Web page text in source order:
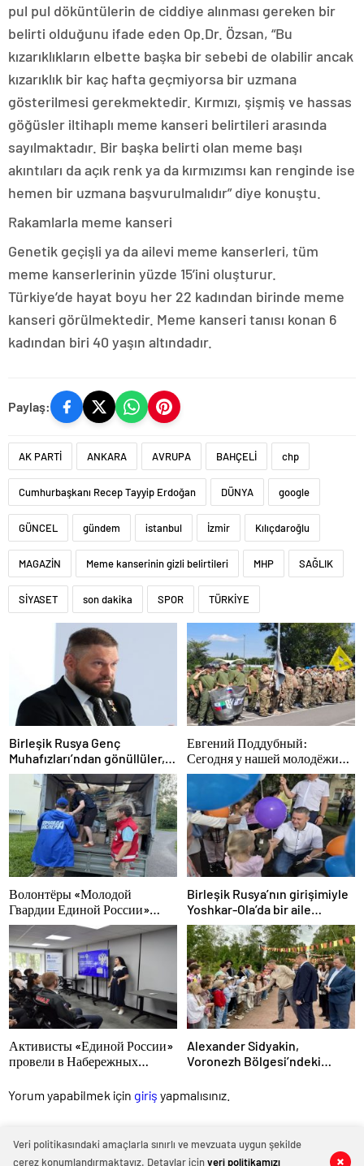
pul pul döküntülerin de ciddiye alınması gereken bir
belirti olduğunu ifade eden Op.Dr. Özsan, “Bu
kızarıklıkların elbette başka bir sebebi de olabilir ancak
kızarıklık bir kaç hafta geçmiyorsa bir uzmana
gösterilmesi gerekmektedir. Kırmızı, şişmiş ve hassas
göğüsler iltihaplı meme kanseri belirtileri arasında
sayılmaktadır. Bir başka belirti olan meme başı
akıntıları da açık renk ya da kırmızımsı kan renginde ise
hemen bir uzmana başvurulmalıdır” diye konuştu.
Rakamlarla meme kanseri
Genetik geçişli ya da ailevi meme kanserleri, tüm
meme kanserlerinin yüzde 15’ini oluşturur.
Türkiye’de hayat boyu her 22 kadından birinde meme
kanseri görülmektedir. Meme kanseri tanısı konan 6
kadından biri 40 yaşın altındadır.
Paylaş:
AK PARTİ ANKARA AVRUPA BAHÇELİ chp
Cumhurbaşkanı Recep Tayyip Erdoğan DÜNYA google
GÜNCEL gündem istanbul İzmir Kılıçdaroğlu
MAGAZİN Meme kanserinin gizli belirtileri MHP SAĞLIK
SİYASET son dakika SPOR TÜRKİYE
Birleşik Rusya Genç
Muhafızları’ndan gönüllüler,
Belgorod sakinlerine yangın
söndürücüler ve jeneratörler
konusunda yardımcı olacak
Евгений Поддубный:
Сегодня у нашей молодёжи
куётся характер победителей
Волонтёры «Молодой
Гвардии Единой России»
ликвидируют последствия
паводков на Урале и Дальнем
Востоке
Birleşik Rusya’nın girişimiyle
Yoshkar-Ola’da bir aile
festivali düzenlendi
Активисты «Единой России»
провели в Набережных
мероприятия для молодых
специалистов КАМАЗа
Alexander Sidyakin,
Voronezh Bölgesi’ndeki
uygulanmasını değerlendirdi
Yorum yapabilmek için giriş yapmalısınız.
Veri politikasındaki amaçlarla sınırlı ve mevzuata uygun şekilde
çerez konumlandırmaktayız. Detaylar içinveri politikamızı